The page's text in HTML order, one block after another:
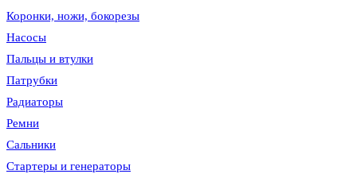
Коронки, ножи, бокорезы
Насосы
Пальцы и втулки
Патрубки
Радиаторы
Ремни
Сальники
Стартеры и генераторы